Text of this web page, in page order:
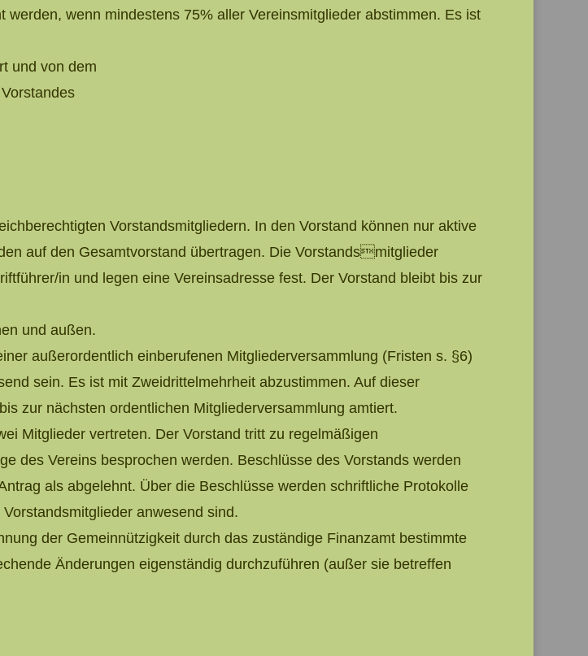
wenn mindestens 75% aller Vereinsmitglieder abstimmen. Es ist
und von dem
Vorstandsmitgliedern. In den Vorstand können nur aktive
auf den Gesamtvorstand übertragen. Die Vorstandsmitglieder
in und legen eine Vereinsadresse fest. Der Vorstand bleibt bis zur
und außen.
außerordentlich einberufenen Mitgliederversammlung (Fristen s. §6)
sein. Es ist mit Zweidrittelmehrheit abzustimmen. Auf dieser
zur nächsten ordentlichen Mitgliederversammlung amtiert.
Mitglieder vertreten. Der Vorstand tritt zu regelmäßigen
des Vereins besprochen werden. Beschlüsse des Vorstands werden
als abgelehnt. Über die Beschlüsse werden schriftliche Protokolle
anwesend sind.
der Gemeinnützigkeit durch das zuständige Finanzamt bestimmte
Änderungen eigenständig durchzuführen (außer sie betreffen